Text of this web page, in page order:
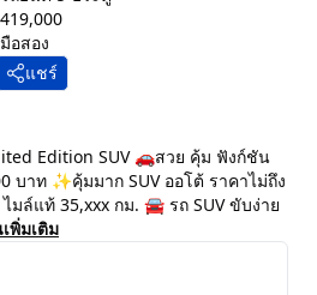
419,000
มือสอง
แชร์
Edition SUV 🚗สวย คุ้ม ฟังก์ชัน
บาท ✨คุ้มมาก SUV ออโต้ ราคาไม่ถึง
ล์แท้ 35,xxx กม. 🚘 รถ SUV ขับง่าย
พิ่มเติม